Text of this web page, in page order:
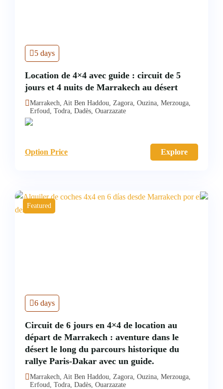
5 days
Location de 4×4 avec guide : circuit de 5
jours et 4 nuits de Marrakech au désert
Marrakech, Ait Ben Haddou, Zagora, Ouzina, Merzouga,
Erfoud, Todra, Dadès, Ouarzazate
Option Price Explore
Featured
6 days
Circuit de 6 jours en 4×4 de location au
départ de Marrakech : aventure dans le
désert le long du parcours historique du
rallye Paris-Dakar avec un guide.
Marrakech, Ait Ben Haddou, Zagora, Ouzina, Merzouga,
Erfoud, Todra, Dadès, Ouarzazate